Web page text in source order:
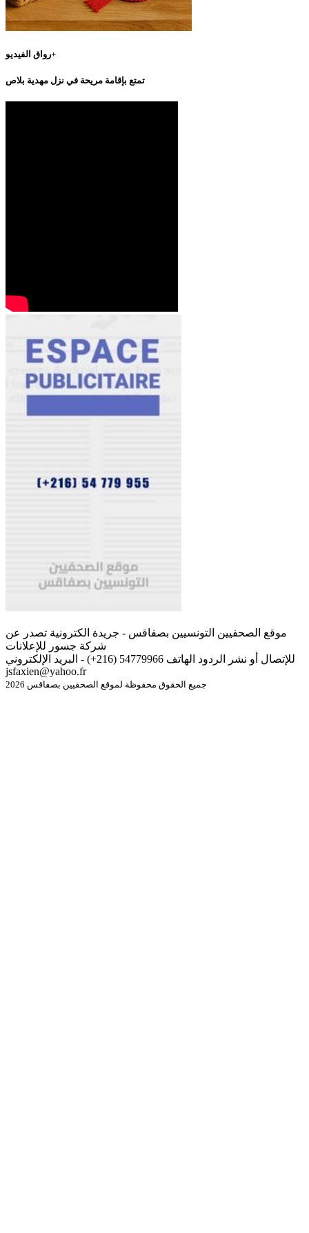
رواق الفيديو+
تمتع بإقامة مريحة في نزل مهدية بلاص
موقع الصحفيين التونسيين بصفاقس - جريدة الكترونية تصدر عن
شركة جسور للإعلانات
للإتصال أو نشر الردود الهاتف 54779966 (216+) - البريد الإلكتروني
jsfaxien@yahoo.fr
جميع الحقوق محفوظة لموقع الصحفيين بصفاقس 2026